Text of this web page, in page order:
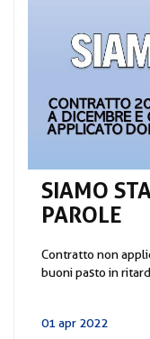
SIAMO
PAROLE
Contratto non
buoni pasto in
01 apr 2022